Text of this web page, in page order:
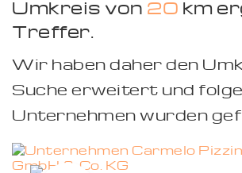
Umkreis von 20 km
Treffer.
Wir haben daher den
Suche erweitert und
Unternehmen wurden